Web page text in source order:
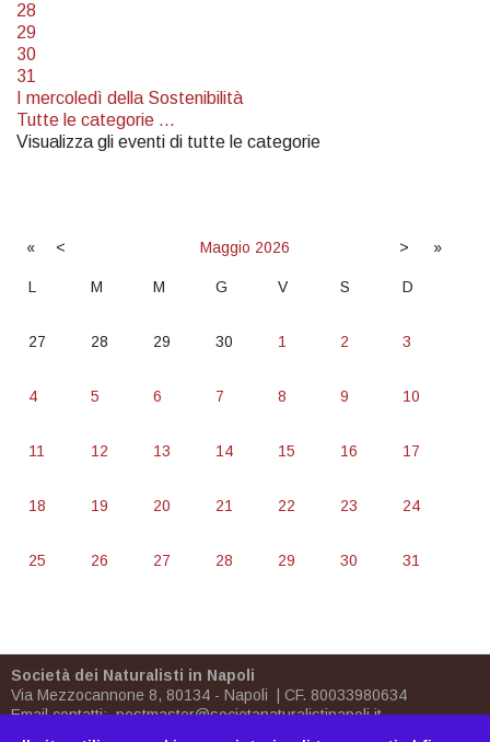
28
29
30
31
I mercoledì della Sostenibilità
Tutte le categorie ...
Visualizza gli eventi di tutte le categorie
« < Maggio 2026 > »
L M M G V S D
27 28 29 30 1 2 3
4 5 6 7 8 9 10
11 12 13 14 15 16 17
18 19 20 21 22 23 24
25 26 27 28 29 30 31
Società dei Naturalisti in Napoli
Via Mezzocannone 8, 80134 - Napoli | CF. 80033980634
Email contatti:postmaster@societanaturalistinapoli.it